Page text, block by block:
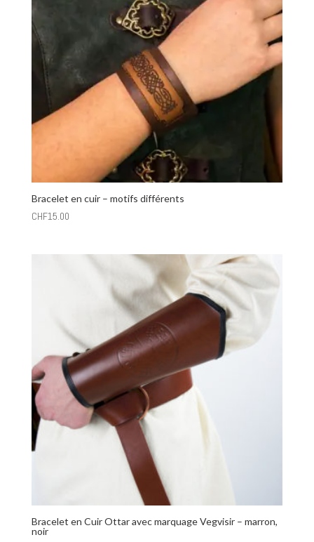
Bracelet en cuir – motifs différents
CHF15.00
Bracelet en Cuir Ottar avec marquage Vegvisir – marron,
noir